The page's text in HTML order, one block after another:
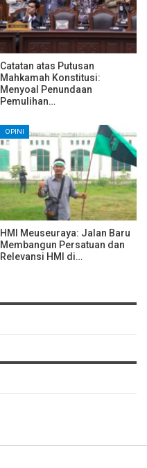
Catatan atas Putusan
Mahkamah Konstitusi:
Menyoal Penundaan
Pemulihan…
OPINI
HMI Meuseuraya: Jalan Baru
Membangun Persatuan dan
Relevansi HMI di…